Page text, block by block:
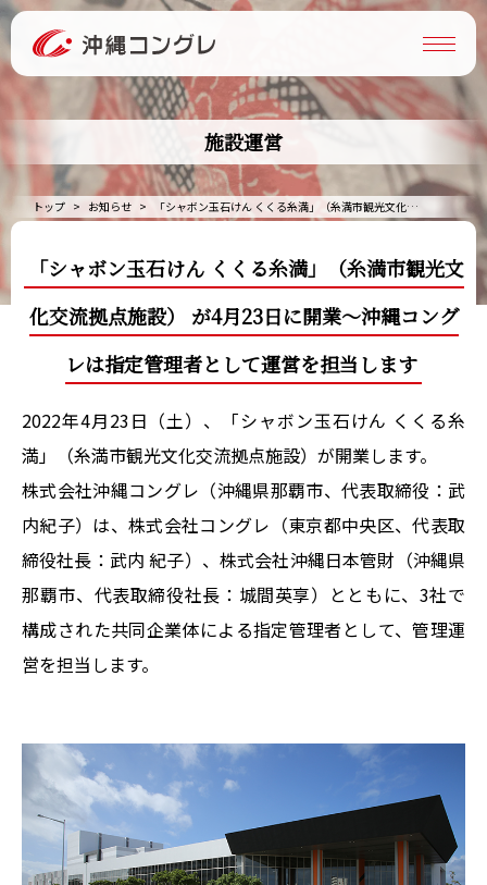
施設運営
トップ お知らせ 「シャボン玉石けん くくる糸満」（糸満市観光文化交流拠点施設） が4月23日に開業～沖縄コングレは指定管理者として運営を担当します
「シャボン玉石けん くくる糸満」（糸満市観光文
化交流拠点施設） が4月23日に開業～沖縄コング
レは指定管理者として運営を担当します
2022年4月23日（土）、「シャボン玉石けん くくる糸
満」（糸満市観光文化交流拠点施設）が開業します。
株式会社沖縄コングレ（沖縄県那覇市、代表取締役：武
内紀子）は、株式会社コングレ（東京都中央区、代表取
締役社長：武内 紀子）、株式会社沖縄日本管財（沖縄県
那覇市、代表取締役社長：城間英享）とともに、3社で
構成された共同企業体による指定管理者として、管理運
営を担当します。